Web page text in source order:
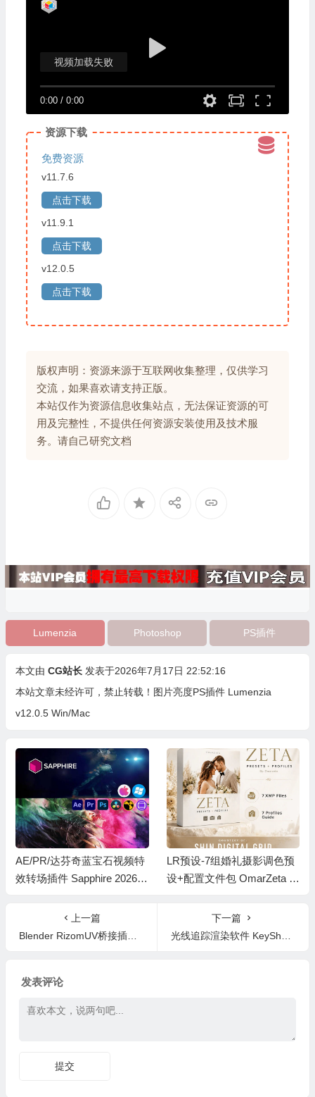
0:00/ 0:00
视频加载失败
资源下载
免费资源
v11.7.6
点击下载
v11.9.1
点击下载
v12.0.5
点击下载
版权声明：资源来源于互联网收集整理，仅供学习
交流，如果喜欢请支持正版。
本站仅作为资源信息收集站点，无法保证资源的可
用及完整性，不提供任何资源安装使用及技术服
务。请自己研究文档
Lumenzia Photoshop PS插件
本文由 CG站长 发表于2026年7月17日 22:52:16
本站文章未经许可，禁止转载！ 图片亮度PS插件 Lumenzia
v12.0.5 Win/Mac
AE/PR/达芬奇蓝宝石视频特
效转场插件 Sapphire 2026.5
LR预设-7组婚礼摄影调色预
设+配置文件包 OmarZeta Z
上一篇
Blender RizomUV桥接插件 Rizomuv Bridge v3.3.3
下一篇
光线追踪渲染软件 KeyShot Studio Enterprise 2026.2.1 Win中文版
发表评论